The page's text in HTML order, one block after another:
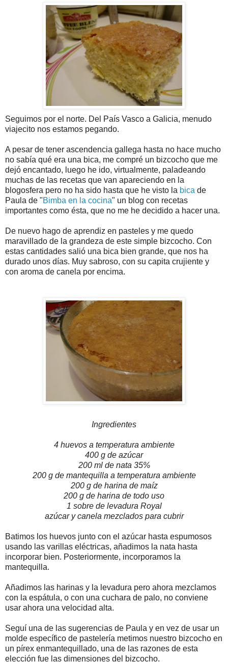
Seguimos por el norte. Del País Vasco a Galicia, menudo
viajecito nos estamos pegando.
A pesar de tener ascendencia gallega hasta no hace mucho
no sabía qué era una bica, me compré un bizcocho que me
dejó encantado, luego he ido, virtualmente, paladeando
muchas de las recetas que van apareciendo en la
blogosfera pero no ha sido hasta que he visto la bica de
Paula de "Bimba en la cocina" un blog con recetas
importantes como ésta, que no me he decidido a hacer una.
De nuevo hago de aprendiz en pasteles y me quedo
maravillado de la grandeza de este simple bizcocho. Con
estas cantidades salió una bica bien grande, que nos ha
durado unos días. Muy sabroso, con su capita crujiente y
con aroma de canela por encima.
Ingredientes
4 huevos a temperatura ambiente
400 g de azúcar
200 ml de nata 35%
200 g de mantequilla a temperatura ambiente
200 g de harina de maíz
200 g de harina de todo uso
1 sobre de levadura Royal
azúcar y canela mezclados para cubrir
Batimos los huevos junto con el azúcar hasta espumosos
usando las varillas eléctricas, añadimos la nata hasta
incorporar bien. Posteriormente, incorporamos la
mantequilla.
Añadimos las harinas y la levadura pero ahora mezclamos
con la espátula, o con una cuchara de palo, no conviene
usar ahora una velocidad alta.
Seguí una de las sugerencias de Paula y en vez de usar un
molde específico de pastelería metimos nuestro bizcocho en
un pírex enmantequillado, una de las razones de esta
elección fue las dimensiones del bizcocho.